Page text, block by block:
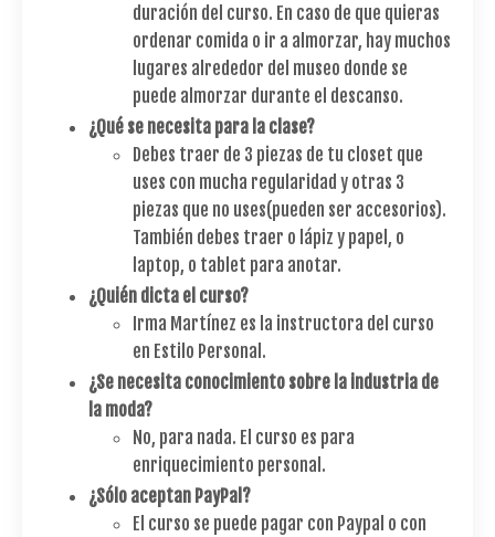
duración del curso. En caso de que quieras
ordenar comida o ir a almorzar, hay muchos
lugares alrededor del museo donde se
puede almorzar durante el descanso.
¿Qué se necesita para la clase?
Debes traer de 3 piezas de tu closet que
uses con mucha regularidad y otras 3
piezas que no uses(pueden ser accesorios).
También debes traer o lápiz y papel, o
laptop, o tablet para anotar.
¿Quién dicta el curso?
Irma Martínez es la instructora del curso
en Estilo Personal.
¿Se necesita conocimiento sobre la industria de
la moda?
No, para nada. El curso es para
enriquecimiento personal.
¿Sólo aceptan PayPal?
El curso se puede pagar con Paypal o con